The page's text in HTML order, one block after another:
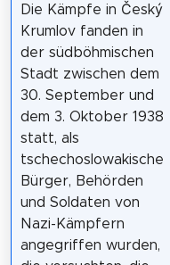
Die Kämpfe in Český
Krumlov fanden in
der südböhmischen
Stadt zwischen dem
30. September und
dem 3. Oktober 1938
statt, als
tschechoslowakische
Bürger, Behörden
und Soldaten von
Nazi-Kämpfern
angegriffen wurden,